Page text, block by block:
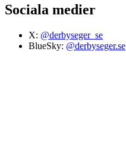
Sociala medier
X: @derbyseger_se
BlueSky: @derbyseger.se